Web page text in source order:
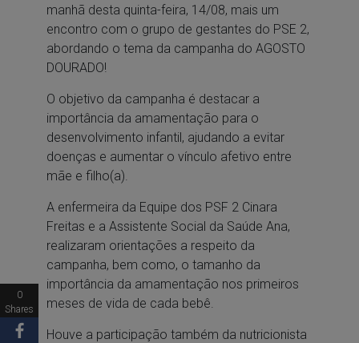
manhã desta quinta-feira, 14/08, mais um
encontro com o grupo de gestantes do PSE 2,
abordando o tema da campanha do AGOSTO
DOURADO!
O objetivo da campanha é destacar a
importância da amamentação para o
desenvolvimento infantil, ajudando a evitar
doenças e aumentar o vínculo afetivo entre
mãe e filho(a).
A enfermeira da Equipe dos PSF 2 Cinara
Freitas e a Assistente Social da Saúde Ana,
realizaram orientações a respeito da
campanha, bem como, o tamanho da
importância da amamentação nos primeiros
meses de vida de cada bebê.
Houve a participação também da nutricionista
0
Shares